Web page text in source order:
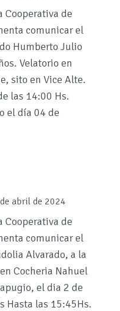
Cooperativa de
comunicar el
Humberto Julio
Velatorio en
sito en Vice Alte.
las 14:00 Hs.
el día 04 de
abril de 2024
Cooperativa de
comunicar el
Alvarado, a la
Cocheria Nahuel
el dia 2 de
Hasta las 15:45Hs.